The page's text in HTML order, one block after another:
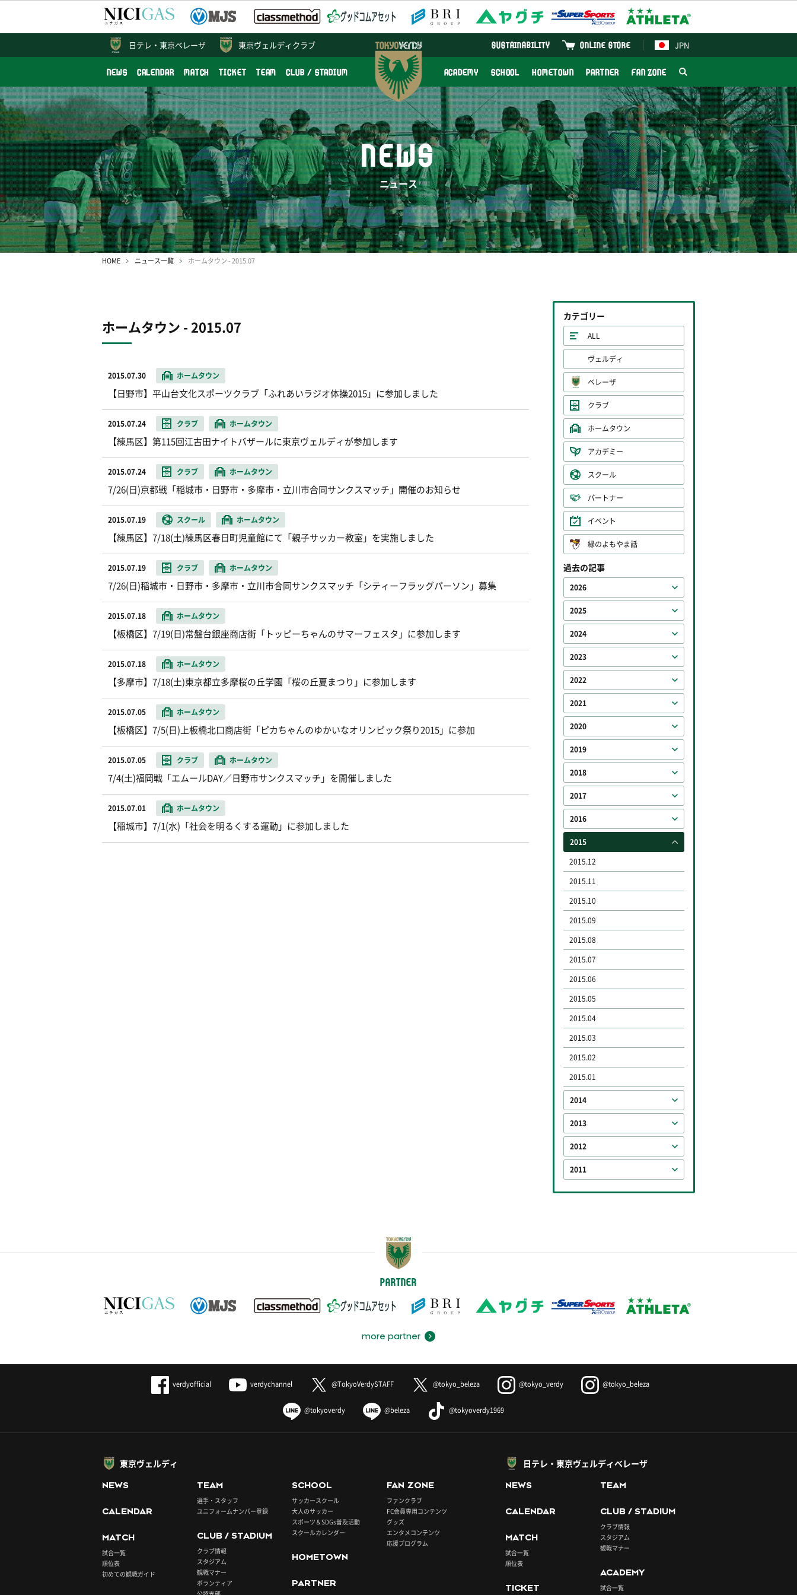
東京ヴェルディクラブ JPN
ONLINE STORE
SUSTAINABILITY
NEWS CALENDAR MATCH TICKET TEAM CLUB / STADIUM ACADEMY SCHOOL HOMETOWN PARTNER FAN ZONE
日テレ・ 東京ベレーザ
NEWS
ニュース
HOME ニュース一覧 ホームタウン - 2015.07
ホームタウン - 2015.07
2015.07.30 ホームタウン
【日野市】平山台文化スポーツクラブ「ふれあいラジオ体操2015」に参加しました
2015.07.24 クラブ ホームタウン
【練馬区】第115回江古田ナイトバザールに東京ヴェルディが参加します
2015.07.24 クラブ ホームタウン
7/26(日)京都戦「稲城市・日野市・多摩市・立川市合同サンクスマッチ」開催のお知らせ
2015.07.19 スクール ホームタウン
【練馬区】7/18(土)練馬区春日町児童館にて「親子サッカー教室」を実施しました
2015.07.19 クラブ ホームタウン
7/26(日)稲城市・日野市・多摩市・立川市合同サンクスマッチ「シティーフラッグパーソン」募集
2015.07.18 ホームタウン
【板橋区】7/19(日)常盤台銀座商店街「トッピーちゃんのサマーフェスタ」に参加します
2015.07.18 ホームタウン
【多摩市】7/18(土)東京都立多摩桜の丘学園「桜の丘夏まつり」に参加します
2015.07.05 ホームタウン
【板橋区】7/5(日)上板橋北口商店街「ピカちゃんのゆかいなオリンピック祭り2015」に参加
2015.07.05 クラブ ホームタウン
7/4(土)福岡戦「エムールDAY／日野市サンクスマッチ」を開催しました
2015.07.01 ホームタウン
【稲城市】7/1(水)「社会を明るくする運動」に参加しました
カテゴリー
ALL
ヴェルディ
ベレーザ
クラブ
ホームタウン
アカデミー
スクール
パートナー
イベント
緑のよもやま話
過去の記事
2026
2025
2024
2023
2022
2021
2020
2019
2018
2017
2016
2015
2015.12
2015.11
2015.10
2015.09
2015.08
2015.07
2015.06
2015.05
2015.04
2015.03
2015.02
2015.01
2014
2013
2012
2011
PARTNER
more partner
verdyofficial verdychannel @TokyoVerdySTAFF @tokyo_beleza @tokyo_verdy @tokyo_beleza
@tokyoverdy @beleza @tokyoverdy1969
東京ヴェルディ
NEWS
CALENDAR
MATCH
試合一覧
順位表
初めての観戦ガイド
TEAM
選手・スタッフ
ユニフォームナンバー登録
CLUB / STADIUM
クラブ情報
スタジアム
観戦マナー
ボランティア
SCHOOL
サッカースクール
大人のサッカー
スポーツ＆SDGs普及活動
スクールカレンダー
HOMETOWN
PARTNER
FAN ZONE
ファンクラブ
FC会員専用コンテンツ
グッズ
エンタメコンテンツ
応援プログラム
日テレ・東京ヴェルディベレーザ
NEWS
CALENDAR
MATCH
試合一覧
順位表
TICKET
TEAM
CLUB / STADIUM
クラブ情報
スタジアム
観戦マナー
ACADEMY
試合一覧